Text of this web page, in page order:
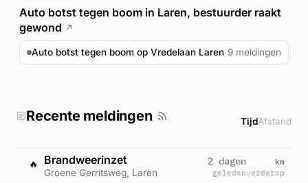
Auto botst tegen boom in Laren, bestuurder raakt
gewond ↗
Auto botst tegen boom op Vredelaan Laren 9 meldingen
Recente meldingen TijdAfstand
🔥 Brandweerinzet
Groene Gerritsweg, Laren
2 dagen
geleden
km
verderop